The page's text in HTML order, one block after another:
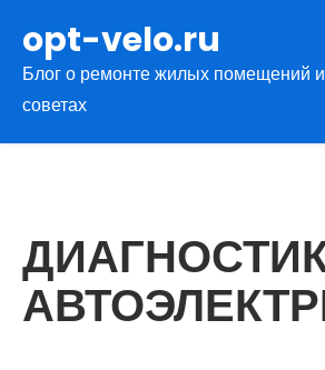
содержимому
opt-velo.ru
Блог о ремонте жилых помещений и
советах